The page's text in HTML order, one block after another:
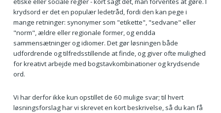
krydsord er det en populær ledetråd, fordi den kan pege i
mange retninger: synonymer som "etikette", "sedvane" eller
"norm", ældre eller regionale former, og endda
sammensætninger og idiomer. Det gør løsningen både
udfordrende og tilfredsstillende at finde, og giver ofte mulighed
for kreativt arbejde med bogstavkombinationer og krydsende
ord.
Vi har derfor ikke kun opstillet de 60 mulige svar; til hvert
løsningsforslag har vi skrevet en kort beskrivelse, så du kan få